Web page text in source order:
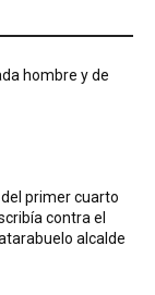
hombre y de
primer cuarto
contra el
alcalde